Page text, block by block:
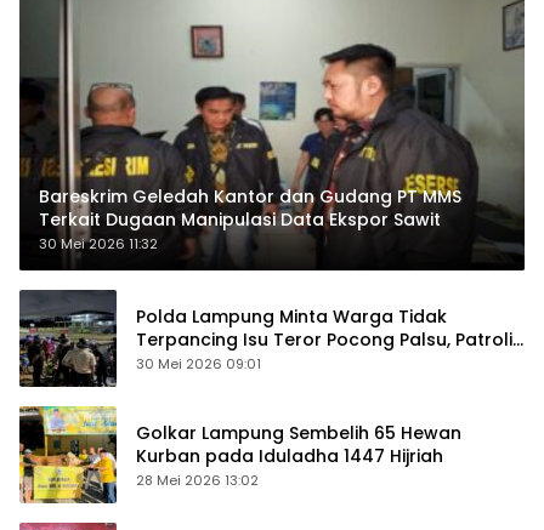
Bareskrim Geledah Kantor dan Gudang PT MMS
Terkait Dugaan Manipulasi Data Ekspor Sawit
30 Mei 2026 11:32
Polda Lampung Minta Warga Tidak
Terpancing Isu Teror Pocong Palsu, Patroli
Keamanan Ditingkatkan
30 Mei 2026 09:01
Golkar Lampung Sembelih 65 Hewan
Kurban pada Iduladha 1447 Hijriah
28 Mei 2026 13:02